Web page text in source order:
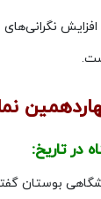
افزایش
در تاریخ: